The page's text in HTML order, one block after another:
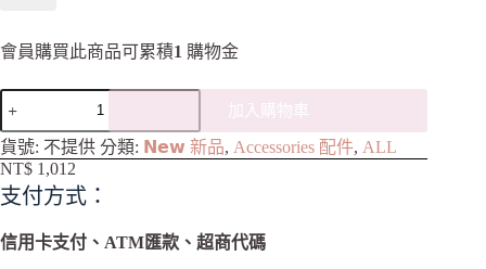
會員購買此商品可累積1 購物金
加入購物車
A
l
t
e
n
貨號: 不提供 分類: 𝗡𝗲𝘄 新品, Accessories 配件, ALL
NT$ 1,012
支付方式：
信用卡支付、ATM匯款、超商代碼